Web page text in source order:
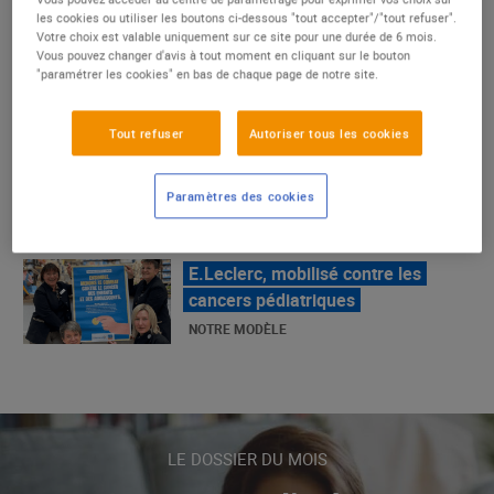
La Grande Rencontre 2024, encore
NOTRE MODÈLE
E.Leclerc, mobilisé contre les
cancers pédiatriques
NOTRE MODÈLE
NOTRE MODÈLE
LE DOSSIER DU MOIS
les cookies ou utiliser les boutons ci-dessous "tout accepter"/"tout refuser".
Votre choix est valable uniquement sur ce site pour une durée de 6 mois.
Vous pouvez changer d'avis à tout moment en cliquant sur le bouton
"paramétrer les cookies" en bas de chaque page de notre site.
Tout refuser Autoriser tous les cookies
Paramètres des cookies